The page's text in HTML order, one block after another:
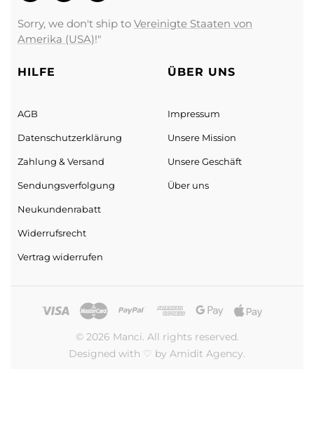
Sorry, we don't ship to Vereinigte Staaten von
Amerika (USA)!"
HILFE
AGB
Datenschutz­erklärung
Zahlung & Versand
Sendungs­verfolgung
Neukundenrabatt
Widerrufsrecht
Vertrag widerrufen
ÜBER UNS
Impressum
Unsere Mission
Unsere Geschäft
Über uns
© 2026 Manci. All rights reserved.
Designed with ♡ by Amidit Agency.